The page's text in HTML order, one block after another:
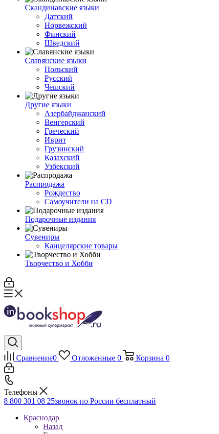
Скандинавские языки
Датский
Норвежский
Финский
Шведский
Славянские языки
Польский
Русский
Чешский
Другие языки
Азербайджанский
Венгерский
Греческий
Иврит
Грузинский
Казахский
Узбекский
Распродажа
Рождество
Самоучители на CD
Подарочные издания
Сувениры
Канцелярские товары
Творчество и Хобби
Сравнение0 Отложенные 0 Корзина 0
Телефоны
8 800 301 08 25звонок по России бесплатный
Краснодар
Назад